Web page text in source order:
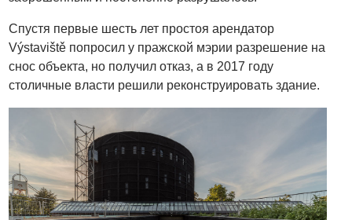
Спустя первые шесть лет простоя арендатор
Výstaviště попросил у пражской мэрии разрешение на
снос объекта, но получил отказ, а в 2017 году
столичные власти решили реконструировать здание.